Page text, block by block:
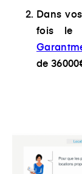
Dans
fois le
de